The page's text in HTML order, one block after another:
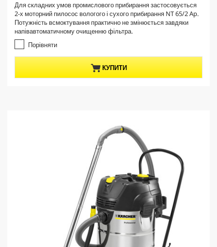
e
n
t
p
r
o
d
0
з
5
з
р
о
.
Для складних умов промислового прибирання застосовується
2-х моторний пилосос вологого і сухого прибирання NT 65/2 Ap.
Потужність всмоктування практично не змінюється завдяки
напівавтоматичному очищенню фільтра.
Порівняти
КУПИТИ